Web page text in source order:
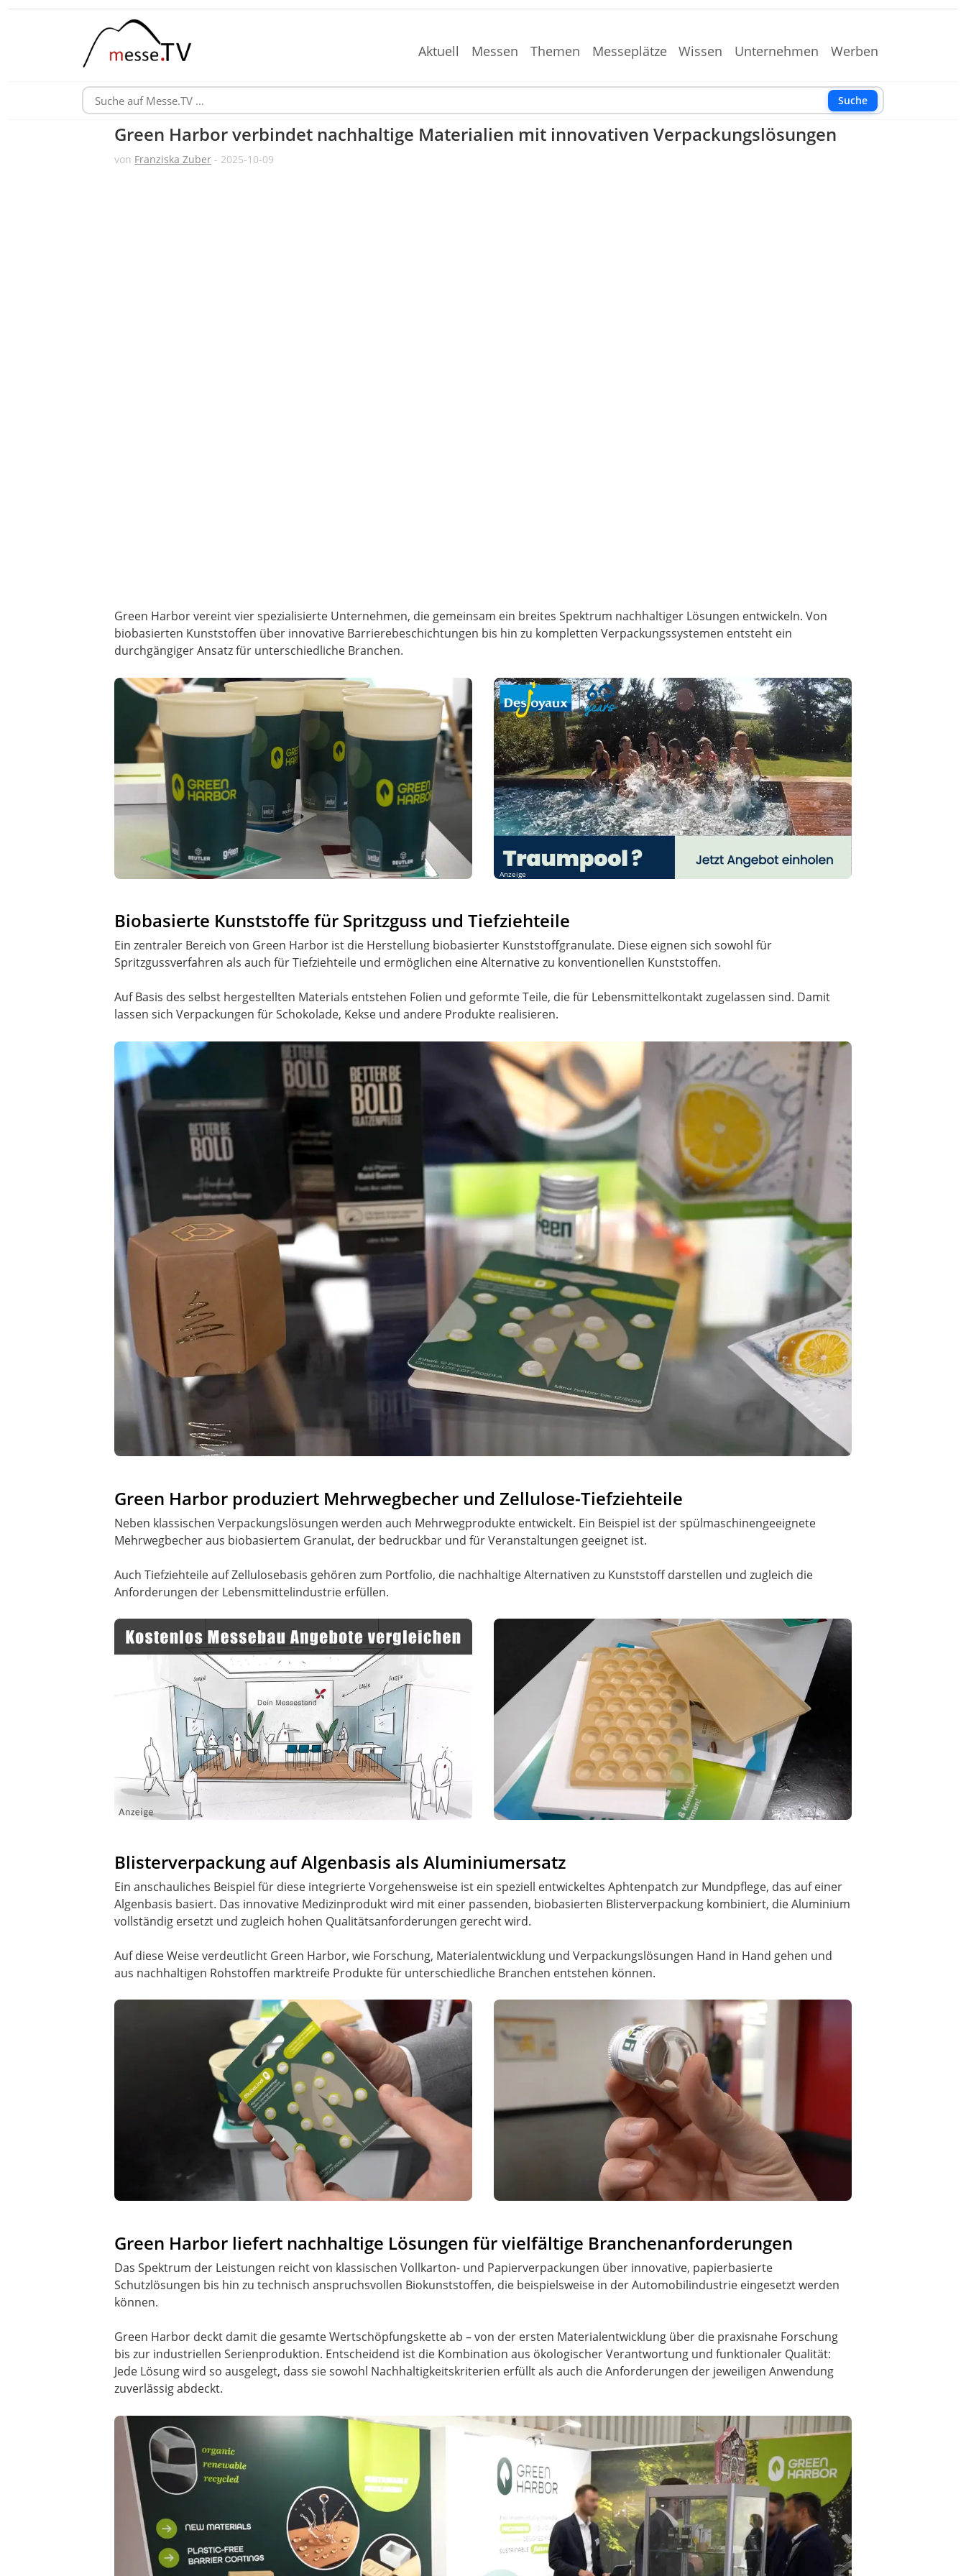
Aktuell Messen Themen Messeplätze Wissen Unternehmen Werben
Suche
Green Harbor verbindet nachhaltige Materialien mit innovativen Verpackungslösungen
von Franziska Zuber - 2025-10-09
Green Harbor vereint vier spezialisierte Unternehmen, die gemeinsam ein breites Spektrum nachhaltiger Lösungen entwickeln. Von
biobasierten Kunststoffen über innovative Barrierebeschichtungen bis hin zu kompletten Verpackungssystemen entsteht ein
durchgängiger Ansatz für unterschiedliche Branchen.
Anzeige
Biobasierte Kunststoffe für Spritzguss und Tiefziehteile
Ein zentraler Bereich von Green Harbor ist die Herstellung biobasierter Kunststoffgranulate. Diese eignen sich sowohl für
Spritzgussverfahren als auch für Tiefziehteile und ermöglichen eine Alternative zu konventionellen Kunststoffen.
Auf Basis des selbst hergestellten Materials entstehen Folien und geformte Teile, die für Lebensmittelkontakt zugelassen sind. Damit
lassen sich Verpackungen für Schokolade, Kekse und andere Produkte realisieren.
Green Harbor produziert Mehrwegbecher und Zellulose-Tiefziehteile
Neben klassischen Verpackungslösungen werden auch Mehrwegprodukte entwickelt. Ein Beispiel ist der spülmaschinengeeignete
Mehrwegbecher aus biobasiertem Granulat, der bedruckbar und für Veranstaltungen geeignet ist.
Auch Tiefziehteile auf Zellulosebasis gehören zum Portfolio, die nachhaltige Alternativen zu Kunststoff darstellen und zugleich die
Anforderungen der Lebensmittelindustrie erfüllen.
Blisterverpackung auf Algenbasis als Aluminiumersatz
Ein anschauliches Beispiel für diese integrierte Vorgehensweise ist ein speziell entwickeltes Aphtenpatch zur Mundpflege, das auf einer
Algenbasis basiert. Das innovative Medizinprodukt wird mit einer passenden, biobasierten Blisterverpackung kombiniert, die Aluminium
vollständig ersetzt und zugleich hohen Qualitätsanforderungen gerecht wird.
Auf diese Weise verdeutlicht Green Harbor, wie Forschung, Materialentwicklung und Verpackungslösungen Hand in Hand gehen und
aus nachhaltigen Rohstoffen marktreife Produkte für unterschiedliche Branchen entstehen können.
Green Harbor liefert nachhaltige Lösungen für vielfältige Branchenanforderungen
Das Spektrum der Leistungen reicht von klassischen Vollkarton- und Papierverpackungen über innovative, papierbasierte
Schutzlösungen bis hin zu technisch anspruchsvollen Biokunststoffen, die beispielsweise in der Automobilindustrie eingesetzt werden
können.
Green Harbor deckt damit die gesamte Wertschöpfungskette ab – von der ersten Materialentwicklung über die praxisnahe Forschung
bis zur industriellen Serienproduktion. Entscheidend ist die Kombination aus ökologischer Verantwortung und funktionaler Qualität:
Jede Lösung wird so ausgelegt, dass sie sowohl Nachhaltigkeitskriterien erfüllt als auch die Anforderungen der jeweiligen Anwendung
zuverlässig abdeckt.